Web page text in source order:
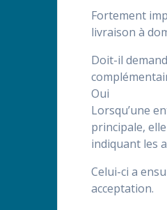
Fortement
livraison à
Doit-il
Oui
Lorsqu’une
principale,
indiquant les
Celui-ci a
acceptation.